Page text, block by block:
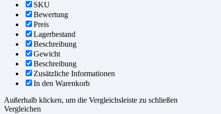
SKU
Bewertung
Preis
Lagerbestand
Beschreibung
Gewicht
Beschreibung
Zusätzliche Informationen
In den Warenkorb
Außerhalb klicken, um die Vergleichsleiste zu schließen
Vergleichen